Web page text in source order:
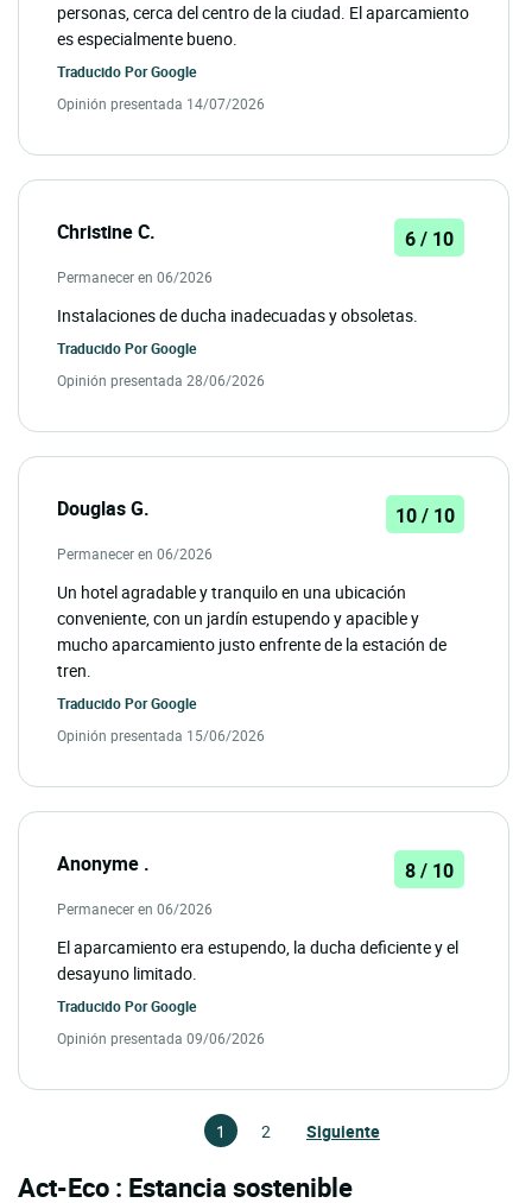
personas, cerca del centro de la ciudad. El aparcamiento
es especialmente bueno.
Traducido PorGoogle
Opinión presentada 14/07/2026
Christine C. 6 / 10
Permanecer en 06/2026
Instalaciones de ducha inadecuadas y obsoletas.
Traducido PorGoogle
Opinión presentada 28/06/2026
Douglas G. 10 / 10
Permanecer en 06/2026
Un hotel agradable y tranquilo en una ubicación
conveniente, con un jardín estupendo y apacible y
mucho aparcamiento justo enfrente de la estación de
tren.
Traducido PorGoogle
Opinión presentada 15/06/2026
Anonyme . 8 / 10
Permanecer en 06/2026
El aparcamiento era estupendo, la ducha deficiente y el
desayuno limitado.
Traducido PorGoogle
Opinión presentada 09/06/2026
1 2 Siguiente
Act-Eco : Estancia sostenible